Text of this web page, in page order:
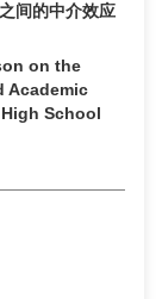
间的中介效应
on the
Academic
School